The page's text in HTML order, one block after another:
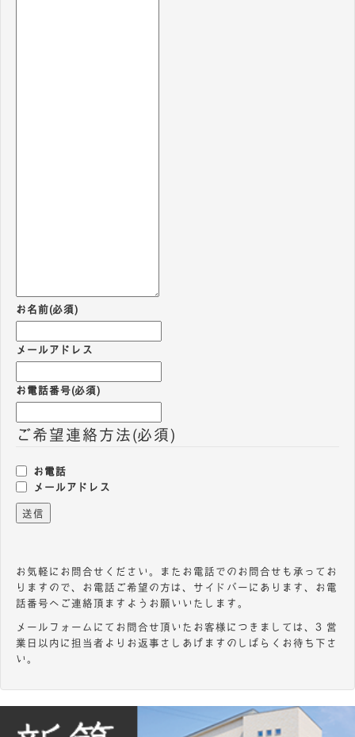
お名前(必須)
メールアドレス
お電話番号(必須)
ご希望連絡方法(必須)
お電話
メールアドレス
送信
お気軽にお問合せください。またお電話でのお問合せも承ってお
りますので、お電話ご希望の方は、サイドバーにあります、お電
話番号へご連絡頂ますようお願いいたします。
メールフォームにてお問合せ頂いたお客様につきましては、３営
業日以内に担当者よりお返事さしあげますのしばらくお待ち下さ
い。